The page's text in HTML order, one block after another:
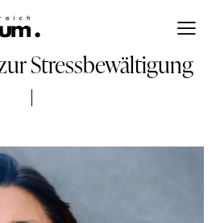
Stressbewältigung